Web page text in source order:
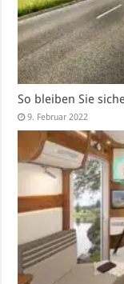
So bleiben Sie
9. Februar 2022